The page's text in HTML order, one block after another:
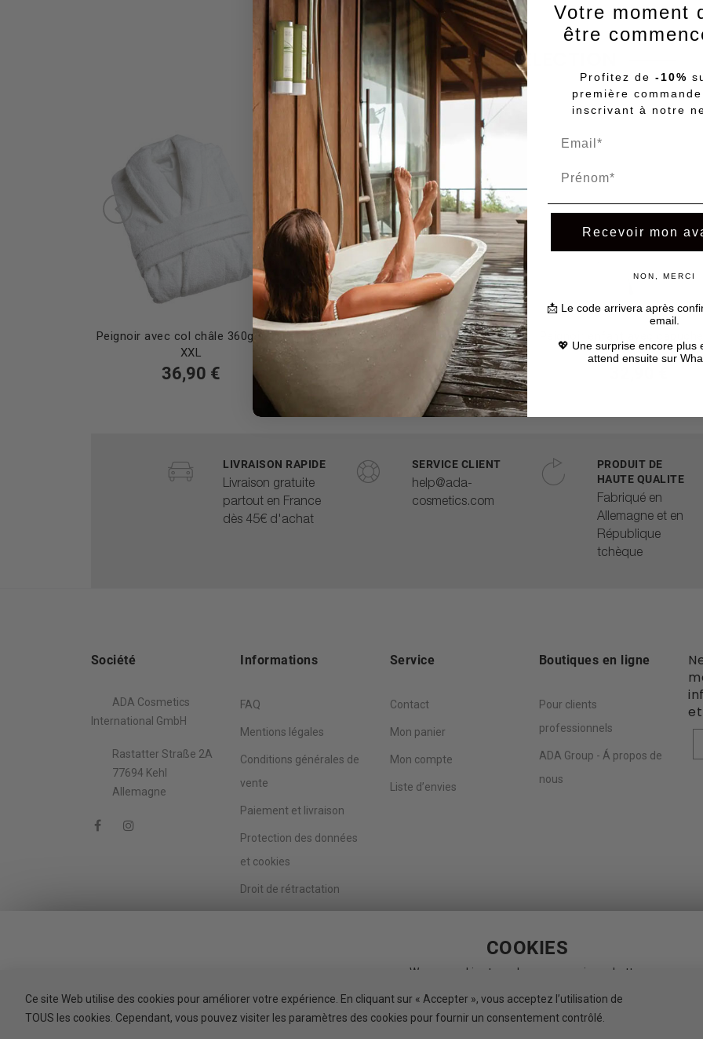
COOKIES
We use cookies to make your experience better.
To comply with the new e-Privacy directive, we need to ask for your consent to set the
Allow Cookies
NOTRE SÉLECTION
Peignoir avec col châle 360g, taille
XXL
36,90 €
Peignoir enfant avec capuche 6-8
35,95 €
ans
LIVRAISON RAPIDE
Livraison gratuite
partout en France
dès 45€ d'achat
SERVICE CLIENT
help@ada-
cosmetics.com
PRODUIT DE
HAUTE QUALITE
Fabriqué en
Allemagne et en
République
tchèque
Société
ADA Cosmetics
International GmbH
Rastatter Straße 2A
77694 Kehl
Allemagne
Informations
FAQ
Mentions légales
Conditions générales de
vente
Paiement et livraison
Protection des données
et cookies
Droit de rétractation
Service
Contact
Mon panier
Mon compte
Liste d’envies
Boutiques en ligne
Pour clients
professionnels
ADA Group - Á propos de
nous
Ce site Web utilise des cookies pour améliorer votre expérience. En cliquant sur « Accepter », vous acceptez l’utilisation de
TOUS les cookies. Cependant, vous pouvez visiter les paramètres des cookies pour fournir un consentement contrôlé.
Votre moment
être
Profitez de -10%
première
inscrivant à notre
Recevoir mon
NON, MERCI
📩 Le code arrivera après
email.
💖 Une surprise encore plus
attend ensuite sur